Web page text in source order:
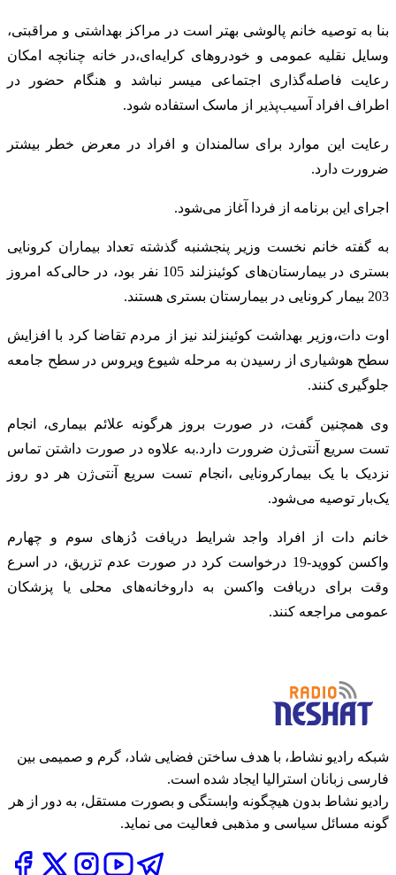
بنا به توصیه خانم پالوشی بهتر است در مراکز بهداشتی و مراقبتی،
وسایل نقلیه عمومی و خودروهای کرایه‌ای،در خانه چنانچه امکان
رعایت فاصله‌گذاری اجتماعی میسر نباشد و هنگام حضور در
اطراف افراد آسیب‌پذیر از ماسک استفاده شود.
رعایت این موارد برای سالمندان و افراد در معرض خطر بیشتر
ضرورت دارد.
اجرای این برنامه از فردا آغاز می‌شود.
به گفته خانم نخست وزیر پنجشنبه گذشته تعداد بیماران کرونایی
بستری در بیمارستان‌های کوئینزلند 105 نفر بود، در حالی‌که امروز
203 بیمار کرونایی در بیمارستان بستری هستند.
اوت دات،وزیر بهداشت کوئینزلند نیز از مردم تقاضا کرد با افزایش
سطح هوشیاری از رسیدن به مرحله شیوع ویروس در سطح جامعه
جلوگیری کنند.
وی همچنین گفت، در صورت بروز هرگونه علائم بیماری، انجام
تست سریع آنتی‌ژن ضرورت دارد.به علاوه در صورت داشتن تماس
نزدیک با یک بیمارکرونایی ،انجام تست سریع آنتی‌ژن هر دو روز
یک‌بار توصیه می‌شود.
خانم دات از افراد واجد شرایط دریافت دُزهای سوم و چهارم
واکسن کووید-19 درخواست کرد در صورت عدم تزریق، در اسرع
وقت برای دریافت واکسن به داروخانه‌های محلی یا پزشکان
عمومی مراجعه کنند.
شبکه رادیو نشاط، با هدف ساختن فضایی شاد، گرم و صمیمی بین
فارسی زبانان استرالیا ایجاد شده است.
رادیو نشاط بدون هیچگونه وابستگی و بصورت مستقل، به دور از هر
گونه مسائل سیاسی و مذهبی فعالیت می نماید.